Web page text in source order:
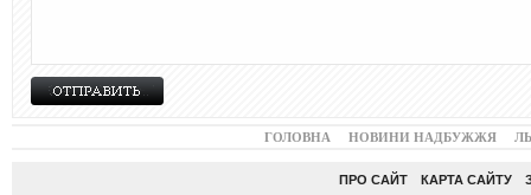
ГОЛОВНА НОВИНИ НАДБУЖЖЯ
ПРО САЙТ КАРТА САЙТУ